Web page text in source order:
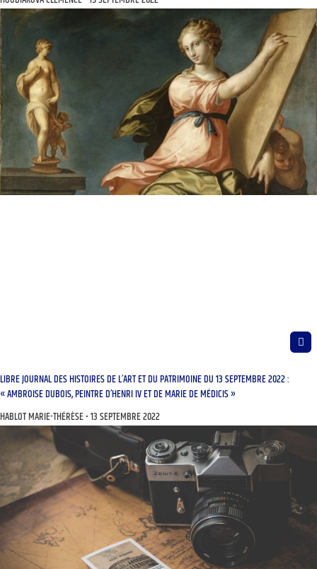
LIBRE JOURNAL DES HISTOIRES DE L’ART ET DU PATRIMOINE DU 13 SEPTEMBRE 2022 :
« AMBROISE DUBOIS, PEINTRE D’HENRI IV ET DE MARIE DE MÉDICIS »
HABLOT MARIE-THÉRÈSE 13 SEPTEMBRE 2022